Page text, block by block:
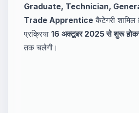
Graduate, Technician,
Trade Apprentice कैटेगरी
प्रक्रिया 16 अक्टूबर 2025 से शुरू
तक चलेगी।